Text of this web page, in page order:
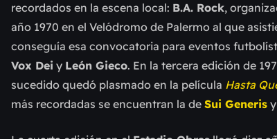
recordados en la escena local: B.A. Rock,
año 1970 en el Velódromo de Palermo al que
conseguía esa convocatoria para eventos
Vox Dei y León Gieco. En la tercera edición de
sucedido quedó plasmado en la película Hasta
más recordadas se encuentran la de Sui Generis